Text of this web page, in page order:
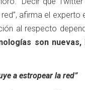
afirma el experto
al respecto
son nuevas,
a estropear la red”